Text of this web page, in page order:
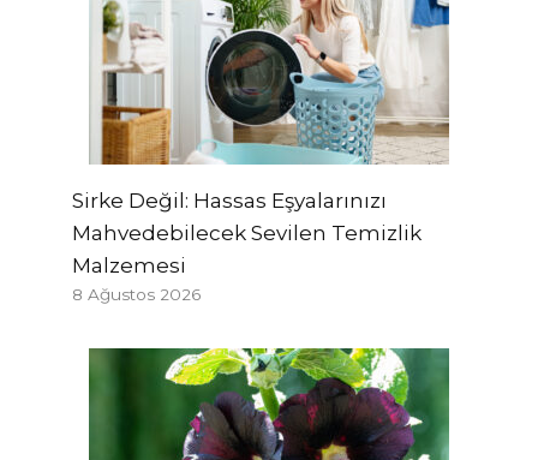
Sirke Değil: Hassas Eşyalarınızı
Mahvedebilecek Sevilen Temizlik
Malzemesi
8 Ağustos 2026